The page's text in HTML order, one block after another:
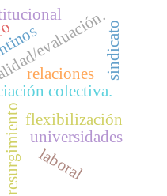
resurgimiento
colectiva.
flexibilización
universidades
evaluación.sindicato
relaciones
laboral